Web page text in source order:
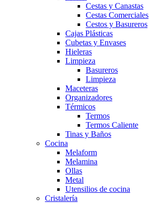
Cestas y Canastas
Cestas Comerciales
Cestos y Basureros
Cajas Plásticas
Cubetas y Envases
Hieleras
Limpieza
Basureros
Limpieza
Maceteras
Organizadores
Térmicos
Termos
Termos Caliente
Tinas y Baños
Cocina
Melaform
Melamina
Ollas
Metal
Utensilios de cocina
Cristalería